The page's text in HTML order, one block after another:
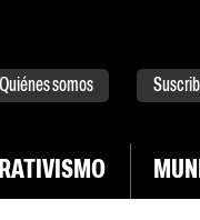
Quiénes somos